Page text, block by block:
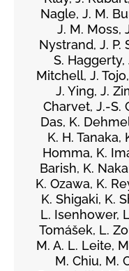
Nagle, J. M.
J. M. Moss,
Nystrand, J. P.
S. Haggerty,
Mitchell, J.
J. Ying, J.
Charvet, J.-S.
Das, K.
K. H. Tanaka,
Homma, K.
Barish, K.
K. Ozawa, K.
K. Shigaki, K.
L. Isenhower,
Tomášek, L.
M. A. L. Leite,
M. Chiu, M.